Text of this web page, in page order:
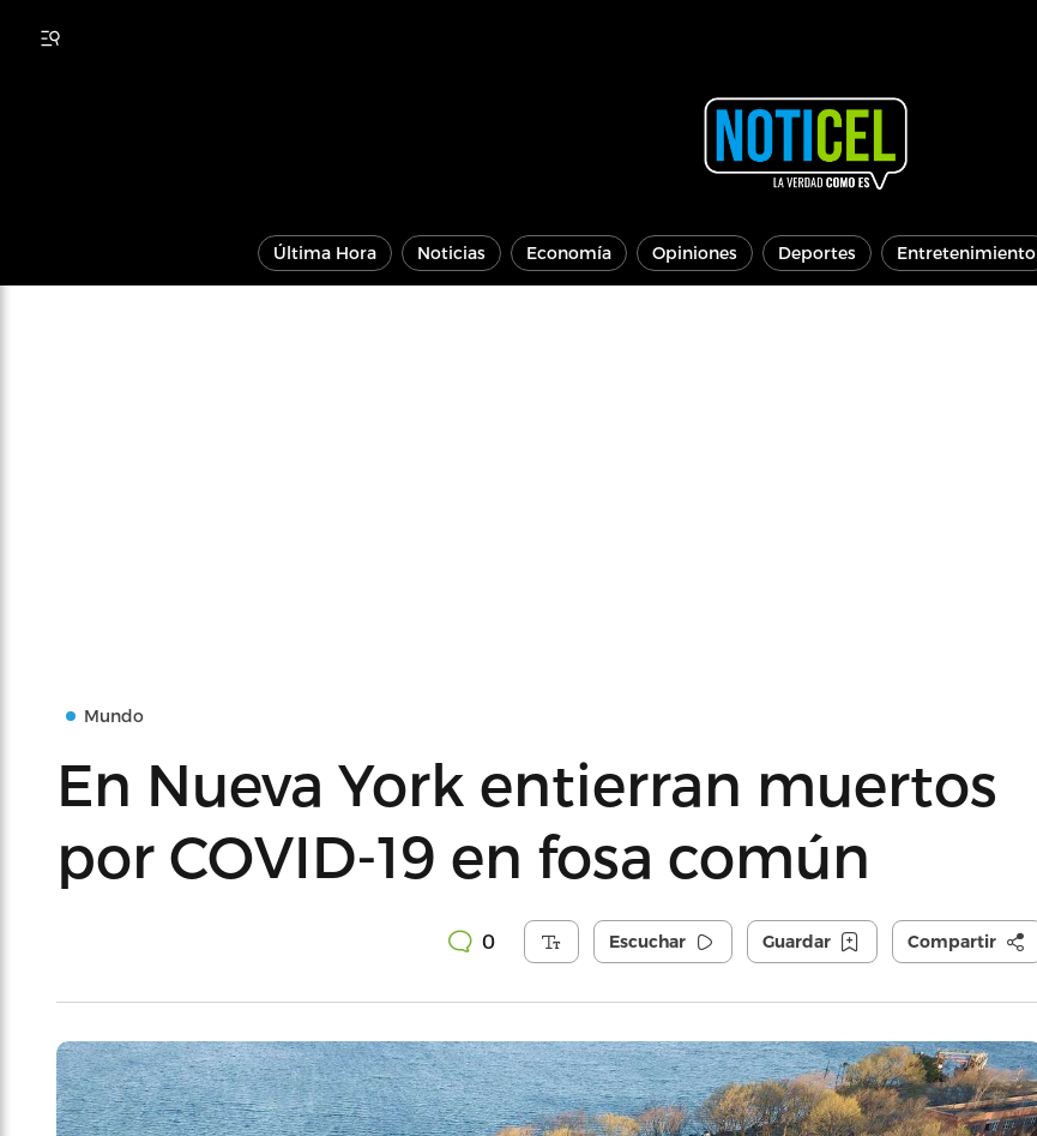
Última Hora Noticias Economía Opiniones Deportes Entretenimiento
Mundo
En Nueva York entierran muertos
por COVID-19 en fosa común
0 Escuchar Guardar Compartir